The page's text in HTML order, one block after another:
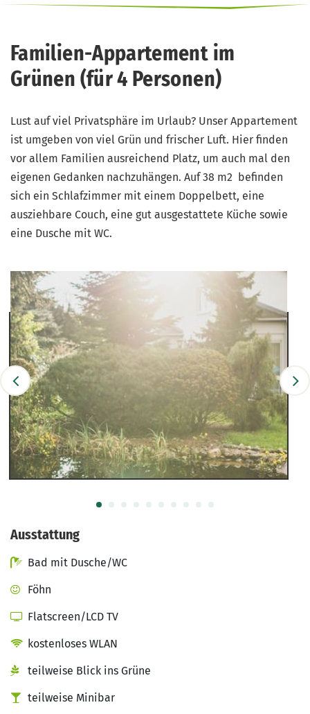
Familien-Appartement im
Grünen (für 4 Personen)
Lust auf viel Privatsphäre im Urlaub? Unser Appartement
ist umgeben von viel Grün und frischer Luft. Hier finden
vor allem Familien ausreichend Platz, um auch mal den
eigenen Gedanken nachzuhängen. Auf 38 m2 befinden
sich ein Schlafzimmer mit einem Doppelbett, eine
ausziehbare Couch, eine gut ausgestattete Küche sowie
eine Dusche mit WC.
Ausstattung
Bad mit Dusche/WC
Föhn
Flatscreen/LCD TV
kostenloses WLAN
teilweise Blick ins Grüne
teilweise Minibar